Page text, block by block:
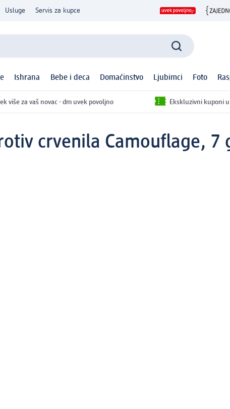
Usluge Servis za kupce
Ishrana Bebe i deca Domaćinstvo Ljubimci Foto
više za vaš novac - dm uvek povoljno Ekskluzivni kuponi
crvenila Camouflage, 7